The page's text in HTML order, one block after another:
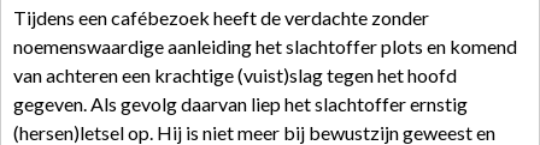
Tijdens een cafébezoek heeft de verdachte zonder
noemenswaardige aanleiding het slachtoffer plots en komend
van achteren een krachtige (vuist)slag tegen het hoofd
gegeven. Als gevolg daarvan liep het slachtoffer ernstig
(hersen)letsel op. Hij is niet meer bij bewustzijn geweest en